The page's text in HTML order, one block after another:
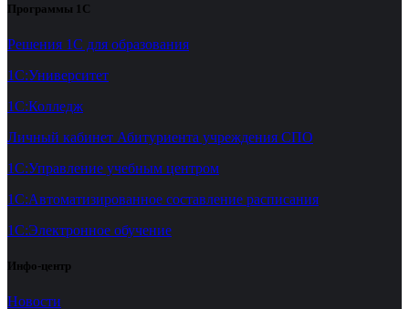
Программы 1С
Решения 1С для образования
1С:Университет
1С:Колледж
Личный кабинет Абитуриента учреждения СПО
1С:Управление учебным центром
1С:Автоматизированное составление расписания
1С:Электронное обучение
Инфо-центр
Новости